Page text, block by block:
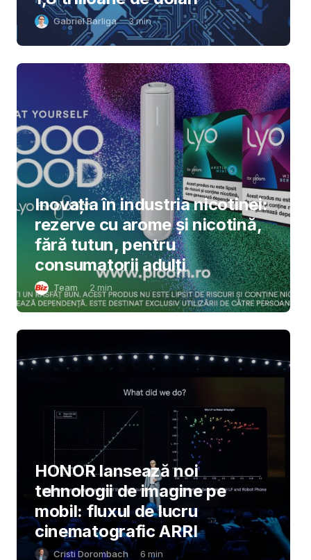
Gabriel Barliga 3min
Inovația în industria nicotinei:
rezerve cu arome și nicotină,
fără tutun, pentru
consumatorii adulți
Team 2 min
HONOR lansează noi
tehnologii de imagine pe
mobil: fluxul de lucru
cinematografic ARRI
Cristi Dorombach 6 min